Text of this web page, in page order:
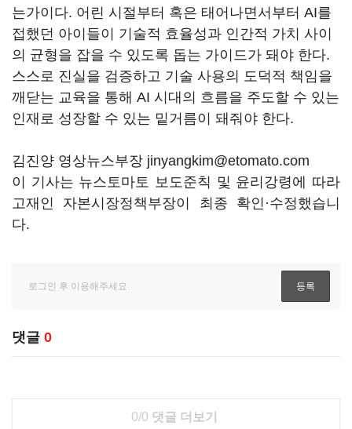
는가이다. 어린 시절부터 혹은 태어나면서부터 AI를
접했던 아이들이 기술적 효율성과 인간적 가치 사이
의 균형을 잡을 수 있도록 돕는 가이드가 돼야 한다.
스스로 진실을 검증하고 기술 사용의 도덕적 책임을
깨닫는 교육을 통해 AI 시대의 흐름을 주도할 수 있는
인재로 성장할 수 있는 밑거름이 돼줘야 한다.
김진양 영상뉴스부장 jinyangkim@etomato.com
이 기사는 뉴스토마토 보도준칙 및 윤리강령에 따라
고재인 자본시장정책부장이 최종 확인·수정했습니
다.
댓글 0
0/0 댓글 더보기